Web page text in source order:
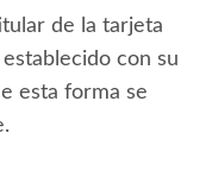
de la tarjeta
con su
esta forma se